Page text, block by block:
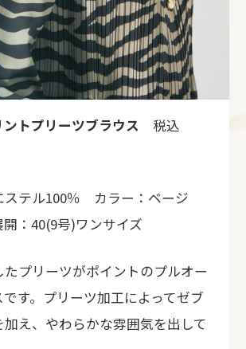
トプリーツブラウス 税込
ステル100％ カラー：ベージ
：40(9号)ワンサイズ
プリーツがポイントのプルオー
す。プリーツ加工によってゼブ
加え、やわらかな雰囲気を出して